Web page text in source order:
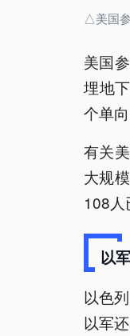
△美国
美国
埋地
个单
有关
大规
108
以
以色
以军